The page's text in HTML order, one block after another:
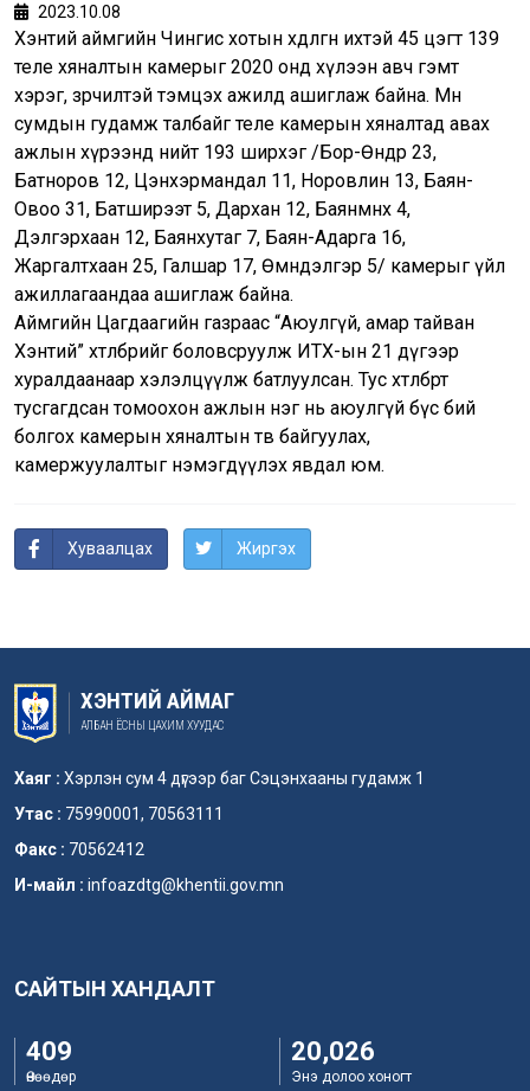
2023.10.08
Хэнтий аймгийн Чингис хотын хөдөлгөөн ихтэй 45 цэгт 139
теле хяналтын камерыг 2020 онд хүлээн авч гэмт
хэрэг, зөрчилтэй тэмцэх ажилд ашиглаж байна. Мөн
сумдын гудамж талбайг теле камерын хяналтад авах
ажлын хүрээнд нийт 193 ширхэг /Бор-Өндөр 23,
Батноров 12, Цэнхэрмандал 11, Норовлин 13, Баян-
Овоо 31, Батширээт 5, Дархан 12, Баянмөнх 4,
Дэлгэрхаан 12, Баянхутаг 7, Баян-Адарга 16,
Жаргалтхаан 25, Галшар 17, Өмнөдэлгэр 5/ камерыг үйл
ажиллагаандаа ашиглаж байна.
Аймгийн Цагдаагийн газраас “Аюулгүй, амар тайван
Хэнтий” хөтөлбөрийг боловсруулж ИТХ-ын 21 дүгээр
хуралдаанаар хэлэлцүүлж батлуулсан. Тус хөтөлбөрт
тусгагдсан томоохон ажлын нэг нь аюулгүй бүс бий
болгох камерын хяналтын төв байгуулах,
камержуулалтыг нэмэгдүүлэх явдал юм.
Хуваалцах Жиргэх
ХЭНТИЙ АЙМАГ
АЛБАН ЁСНЫ ЦАХИМ ХУУДАС
Хаяг : Хэрлэн сум 4 дүгээр баг Сэцэнхааны гудамж 1
Утас : 75990001, 70563111
Факс : 70562412
И-майл : infoazdtg@khentii.gov.mn
САЙТЫН ХАНДАЛТ
409
Өнөөдөр
20,026
Энэ долоо хоногт